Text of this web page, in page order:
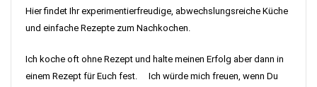
Hier findet Ihr experimentierfreudige, abwechslungsreiche Küche
und einfache Rezepte zum Nachkochen.
Ich koche oft ohne Rezept und halte meinen Erfolg aber dann in
einem Rezept für Euch fest. Ich würde mich freuen, wenn Du